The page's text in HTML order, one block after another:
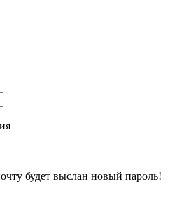
будет выслан новый пароль!